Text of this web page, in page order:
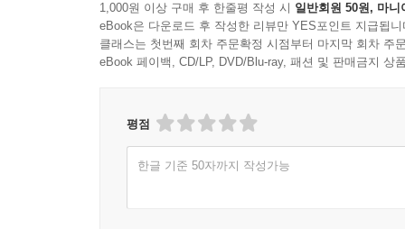
1,000원 이상 구매 후 한줄평 작성 시 일반회원 50원, 마니
eBook은 다운로드 후 작성한 리뷰만 YES포인트 지급됩니
클래스는 첫번째 회차 주문확정 시점부터 마지막 회차 주
eBook 페이백, CD/LP, DVD/Blu-ray, 패션 및 판매금지 상
평점
한글 기준 50자까지 작성가능